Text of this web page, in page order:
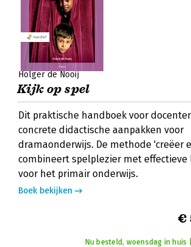
Holger de Nooij
Kijk op spel
Dit praktische handboek voor
concrete didactische aanpakken voor
dramaonderwijs. De methode 'creëer
combineert spelplezier met effectieve
voor het primair onderwijs.
Boek bekijken
€
Nu besteld, woensdag in